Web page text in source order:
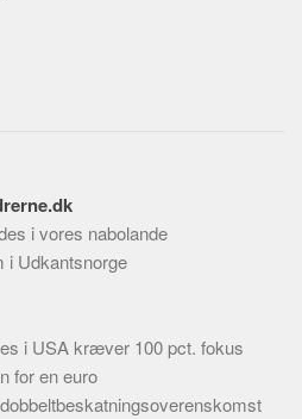
i vores nabolande
i Udkantsnorge
i USA kræver 100 pct. fokus
for en euro